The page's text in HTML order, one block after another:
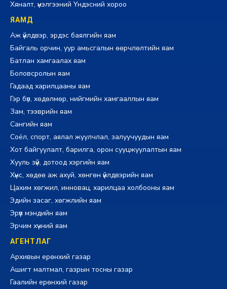
Хяналт, үнэлгээний Үндэсний хороо
ЯАМД
Аж үйлдвэр, эрдэс баялгийн яам
Байгаль орчин, уур амьсгалын өөрчлөлтийн яам
Батлан хамгаалах яам
Боловсролын яам
Гадаад харилцааны яам
Гэр бүл, хөдөлмөр, нийгмийн хамгааллын яам
Зам, тээврийн яам
Сангийн яам
Соёл, спорт, аялал жуулчлал, залуучуудын яам
Хот байгуулалт, барилга, орон сууцжуулалтын яам
Хууль зүй, дотоод хэргийн яам
Хүнс, хөдөө аж ахуй, хөнгөн үйлдвэрийн яам
Цахим хөгжил, инновац, харилцаа холбооны яам
Эдийн засаг, хөгжлийн яам
Эрүүл мэндийн яам
Эрчим хүчний яам
АГЕНТЛАГ
Архивын ерөнхий газар
Ашигт малтмал, газрын тосны газар
Гаалийн ерөнхий газар